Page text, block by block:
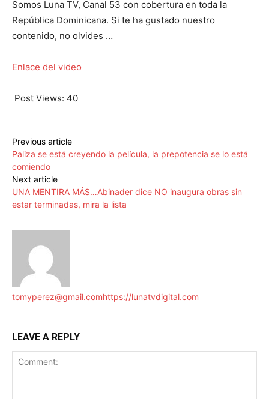
Somos Luna TV, Canal 53 con cobertura en toda la
República Dominicana. Si te ha gustado nuestro
contenido, no olvides …
Enlace del video
Post Views: 40
Previous article
Paliza se está creyendo la película, la prepotencia se lo está
comiendo
Next article
UNA MENTIRA MÁS…Abinader dice NO inaugura obras sin
estar terminadas, mira la lista
tomyperez@gmail.comhttps://lunatvdigital.com
LEAVE A REPLY